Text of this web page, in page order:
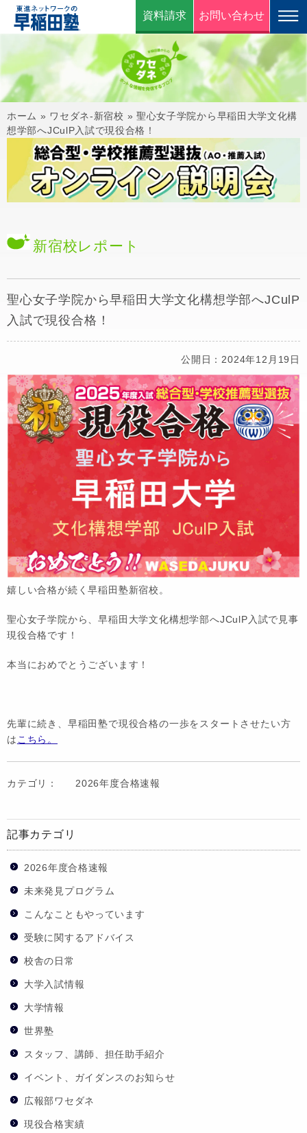
資料請求 お問い合わせ
ホーム » ワセダネ-新宿校 » 聖心女子学院から早稲田大学文化構
想学部へJCulP入試で現役合格！
新宿校レポート
聖心女子学院から早稲田大学文化構想学部へJCulP
入試で現役合格！
公開日：2024年12月19日
嬉しい合格が続く早稲田塾新宿校。
聖心女子学院から、早稲田大学文化構想学部へJCulP入試で見事
現役合格です！
本当におめでとうございます！
先輩に続き、早稲田塾で現役合格の一歩をスタートさせたい方
は こちら。
カテゴリ： 2026年度合格速報
記事カテゴリ
2026年度合格速報
未来発見プログラム
こんなこともやっています
受験に関するアドバイス
校舎の日常
大学入試情報
大学情報
世界塾
スタッフ、講師、担任助手紹介
イベント、ガイダンスのお知らせ
広報部ワセダネ
現役合格実績